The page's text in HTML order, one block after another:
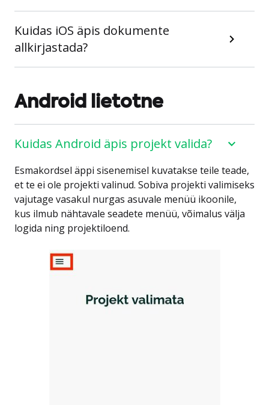
Kuidas iOS äpis dokumente
allkirjastada?
Android lietotne
Kuidas Android äpis projekt valida?
Esmakordsel äppi sisenemisel kuvatakse teile teade,
et te ei ole projekti valinud. Sobiva projekti valimiseks
vajutage vasakul nurgas asuvale menüü ikoonile,
kus ilmub nähtavale seadete menüü, võimalus välja
logida ning projektiloend.